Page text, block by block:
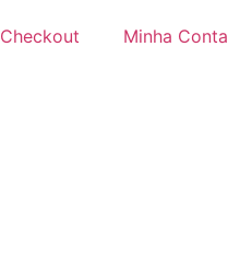
Checkout Minha Conta